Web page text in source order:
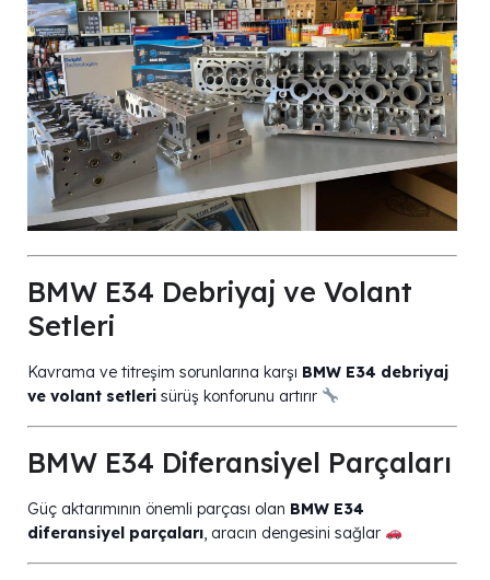
BMW E34 Debriyaj ve Volant
Setleri
Kavrama ve titreşim sorunlarına karşı BMW E34 debriyaj
ve volant setleri sürüş konforunu artırır
BMW E34 Diferansiyel Parçaları
Güç aktarımının önemli parçası olan BMW E34
diferansiyel parçaları, aracın dengesini sağlar